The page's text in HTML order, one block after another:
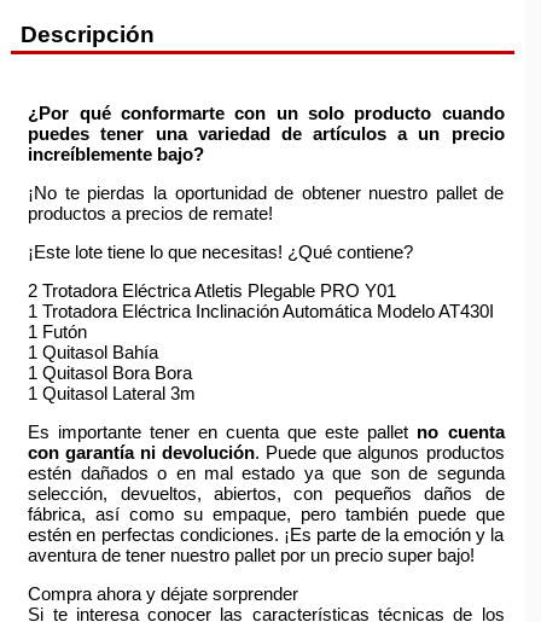
Descripción
¿Por qué conformarte con un solo producto cuando
puedes tener una variedad de artículos a un precio
increíblemente bajo?
¡No te pierdas la oportunidad de obtener nuestro pallet de
productos a precios de remate!
¡Este lote tiene lo que necesitas! ¿Qué contiene?
2 Trotadora Eléctrica Atletis Plegable PRO Y01
1 Trotadora Eléctrica Inclinación Automática Modelo AT430I
1 Futón
1 Quitasol Bahía
1 Quitasol Bora Bora
1 Quitasol Lateral 3m
Es importante tener en cuenta que este pallet no cuenta
con garantía ni devolución. Puede que algunos productos
estén dañados o en mal estado ya que son de segunda
selección, devueltos, abiertos, con pequeños daños de
fábrica, así como su empaque, pero también puede que
estén en perfectas condiciones. ¡Es parte de la emoción y la
aventura de tener nuestro pallet por un precio super bajo!
Compra ahora y déjate sorprender
Si te interesa conocer las características técnicas de los